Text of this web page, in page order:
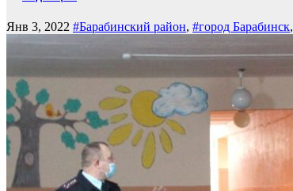
Янв 3, 2022 #Барабинский район, #город Барабинск,